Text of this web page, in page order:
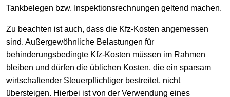
Tankbelegen bzw. Inspektionsrechnungen geltend machen.
Zu beachten ist auch, dass die Kfz-Kosten angemessen
sind. Außergewöhnliche Belastungen für
behinderungsbedingte Kfz-Kosten müssen im Rahmen
bleiben und dürfen die üblichen Kosten, die ein sparsam
wirtschaftender Steuerpflichtiger bestreitet, nicht
übersteigen. Hierbei ist von der Verwendung eines